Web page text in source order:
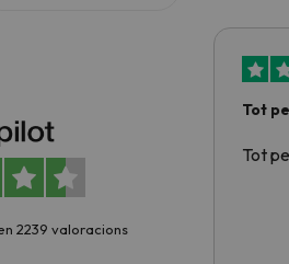
2239 valoracions
Tot
Tot